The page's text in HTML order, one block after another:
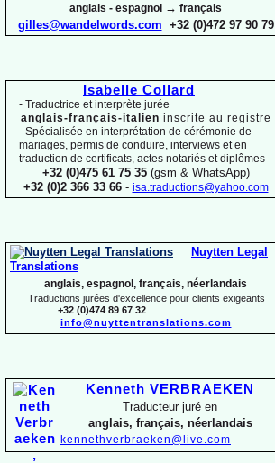
anglais - espagnol → français
gilles@wandelwords.com +32 (0)472 97 90 79
Isabelle Collard
- Traductrice et interprète jurée
anglais-français-italien inscrite au registre
- Spécialisée en interprétation de cérémonie de
mariages, permis de conduire, interviews et en
traduction de certificats, actes notariés et diplômes
+32 (0)475 61 75 35(gsm & WhatsApp)
+32 (0)2 366 33 66 - isa.traductions@yahoo.com
Nuytten Legal
Translations
anglais, espagnol, français, néerlandais
Traductions jurées d'excellence pour clients exigeants
+32 (0)474 89 67 32
info@nuyttentranslations.com
Kenneth VERBRAEKEN
Traducteur juré en
anglais, français, néerlandais
kennethverbraeken@live.com